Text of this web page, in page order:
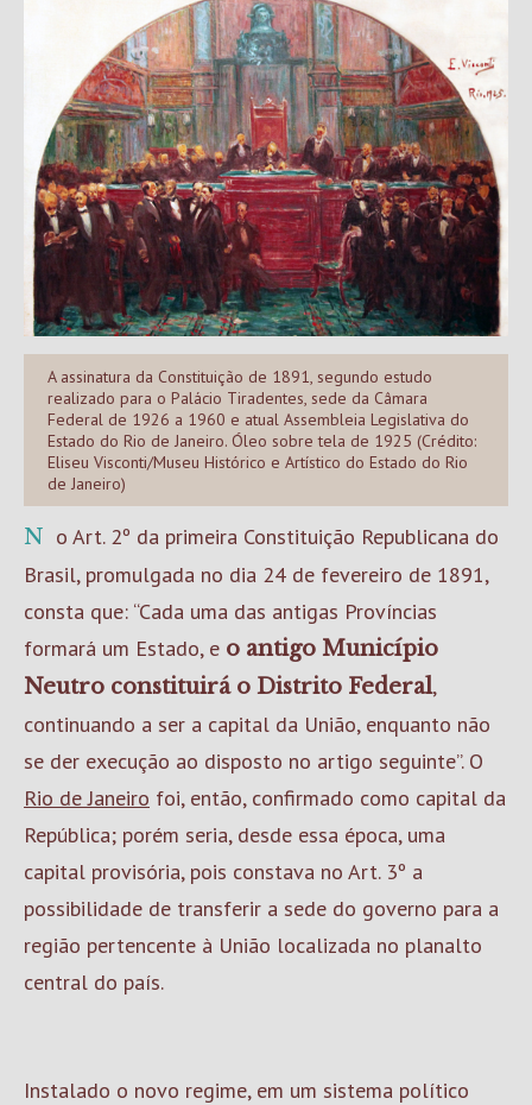
A assinatura da Constituição de 1891, segundo estudo
realizado para o Palácio Tiradentes, sede da Câmara
Federal de 1926 a 1960 e atual Assembleia Legislativa do
Estado do Rio de Janeiro. Óleo sobre tela de 1925 (Crédito:
Eliseu Visconti/Museu Histórico e Artístico do Estado do Rio
de Janeiro)
No Art. 2º da primeira Constituição Republicana do
Brasil, promulgada no dia 24 de fevereiro de 1891,
consta que: “Cada uma das antigas Províncias
formará um Estado, e o antigo Município
Neutro constituirá o Distrito Federal,
continuando a ser a capital da União, enquanto não
se der execução ao disposto no artigo seguinte”. O
Rio de Janeiro foi, então, confirmado como capital da
República; porém seria, desde essa época, uma
capital provisória, pois constava no Art. 3º a
possibilidade de transferir a sede do governo para a
região pertencente à União localizada no planalto
central do país.
Instalado o novo regime, em um sistema político